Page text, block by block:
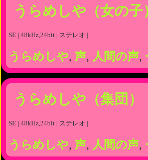
うらめしや（女の子
SE | 48kHz,24bit | ステレオ |
うらめしや, 声, 人間の声,
うらめしや（集団）
SE | 48kHz,24bit | ステレオ |
うらめしや, 声, 人間の声,